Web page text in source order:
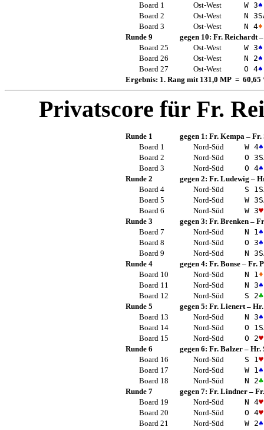
Board 1
Ost-West W 3♠
Board 2
Ost-West N 3
Board 3
Ost-West N 4♦
Runde 9
gegen 10: Fr. Reichardt
Board 25
Ost-West W 3♠
Board 26
Ost-West N 2♠
Board 27
Ost-West O 4♠
Ergebnis: 1. Rang mit 131,0 MP = 60,65
Privatscore für Fr.
Runde 1 gegen 1: Fr. Kempa – Fr.
Board 1
Nord-Süd W 4♠
Board 2
Nord-Süd O 3
Board 3
Nord-Süd O 4♠
Runde 2
gegen 2: Fr. Ludewig –
Board 4
Nord-Süd S 1
Board 5
Nord-Süd W 3
Board 6
Nord-Süd W 3♥
Runde 3
gegen 3: Fr. Brenken –
Board 7
Nord-Süd N 1♠
Board 8
Nord-Süd O 3♠
Board 9
Nord-Süd N 3
Runde 4
gegen 4: Fr. Bonse – Fr.
Board 10
Nord-Süd N 1♦
Board 11
Nord-Süd N 3♠
Board 12
Nord-Süd S 2♣
Runde 5
gegen 5: Fr. Lienert–
Board 13
Nord-Süd N 3♠
Board 14
Nord-Süd O 1
Board 15
Nord-Süd O 2♥
Runde 6
gegen 6: Fr. Balzer – Hr.
Board 16
Nord-Süd S 1♥
Board 17
Nord-Süd W 1♠
Board 18
Nord-Süd N 2♣
Runde 7
gegen 7: Fr. Lindner –
Board 19
Nord-Süd N 4♥
Board 20
Nord-Süd O 4♥
Board 21
Nord-Süd W 2♠